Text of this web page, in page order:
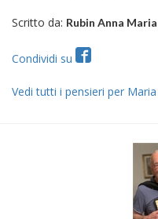
Scritto da: Rubin Anna
Condividi su
Vedi tutti i pensieri per